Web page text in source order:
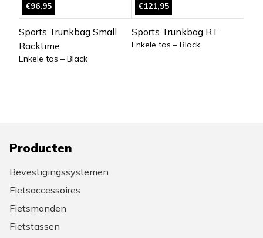
€96,95
Sports Trunkbag Small
Racktime
Enkele tas – Black
€121,95
Sports Trunkbag RT
Enkele tas – Black
Producten
Bevestigingssystemen
Fietsaccessoires
Fietsmanden
Fietstassen